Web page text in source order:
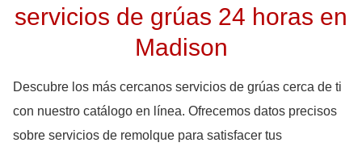
servicios de grúas 24 horas en
Madison
Descubre los más cercanos servicios de grúas cerca de ti
con nuestro catálogo en línea. Ofrecemos datos precisos
sobre servicios de remolque para satisfacer tus